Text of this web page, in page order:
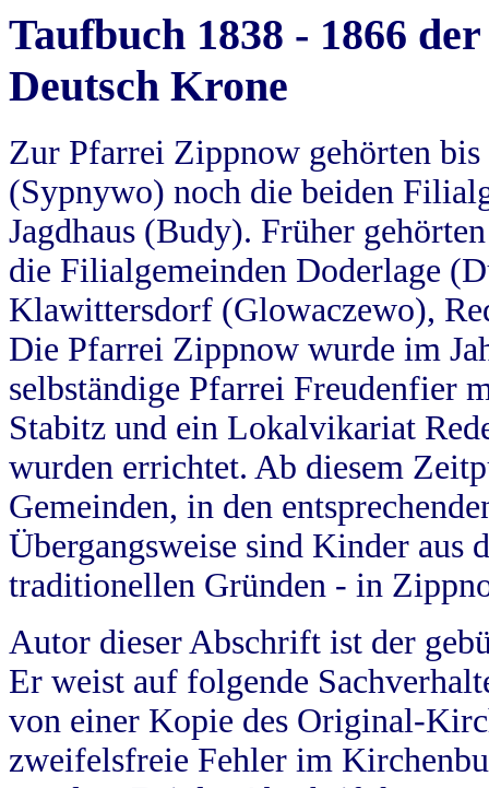
Taufbuch 1838 - 1866
Deutsch Krone
Zur Pfarrei Zippnow gehörten
(Sypnywo) noch die beiden
Jagdhaus (Budy). Früher
die Filialgemeinden Doderlage
Klawittersdorf (Glowaczewo),
Die Pfarrei Zippnow wurde im
selbständige Pfarrei Freudenfier
Stabitz und ein Lokalvikariat
wurden errichtet. Ab diesem
Gemeinden, in den
Übergangsweise sind Kinder aus
traditionellen Gründen - in
Autor dieser Abschrift ist der
Er weist auf folgende
von einer Kopie des Original-
zweifelsfreie Fehler im